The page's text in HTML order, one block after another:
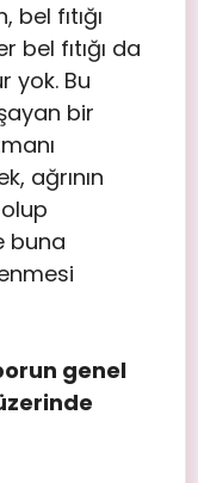
bel fıtığı
bel fıtığı da
yok. Bu
bir
ağrının
buna
genel